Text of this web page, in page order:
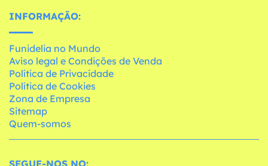
INFORMAÇÃO:
Funidelia no Mundo
Aviso legal e Condições de Venda
Política de Privacidade
Política de Cookies
Zona de Empresa
Sitemap
Quem-somos